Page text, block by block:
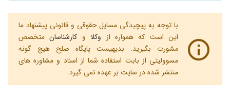
با توجه به پیچیدگی مسایل حقوقی و قانونی پیشنهاد ما
این است که همواره از وکلاو کارشناسانمتخصص
مشورت بگیرید. بدیهیست پایگاه صلح هیچ گونه
مسوولیتی از بابت استفاده شما از اسناد و مشاوره های
منتشر شده در سایت بر عهده نمی گیرد.